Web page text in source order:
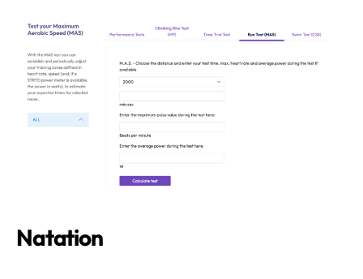
Natation